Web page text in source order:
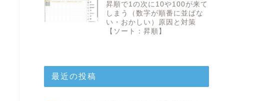
昇順で1の次に10や100が来て
しまう（数字が順番に並ばな
い・おかしい）原因と対策
【ソート：昇順】
最近の投稿